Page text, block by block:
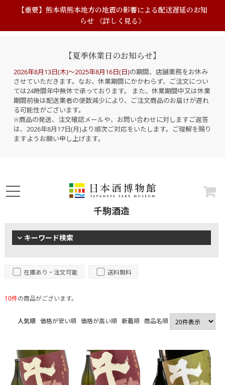
【重要】熊本県熊本地方の地震の影響による配送遅延のお知
らせ 《詳しく見る》
【夏季休業日のお知らせ】
2026年8月13日(木)～2025年8月16日(日)の期間、店舗業務をお休み
させていただきます。なお、休業期間にかかわらず、ご注文につい
ては24時間年中無休で承っております。 また、休業期間中又は休業
期間前後は配送業者の便数減少により、ご注文商品のお届けが遅れ
る可能性がございます。
※商品の発送、注文確認メールや、お問い合わせに対しますご返答
は、2026年8月17日(月)より順次ご対応をいたします。ご理解を賜り
ますようお願い申し上げます。
千駒酒造
キーワード検索
在庫あり・注文可能 送料無料
10件の商品がございます。
人気順 価格が安い順 価格が高い順 新着順 商品名順